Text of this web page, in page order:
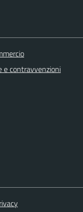
e contravvenzioni